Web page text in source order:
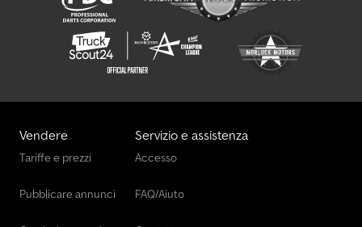
Vendere
Tariffe e prezzi
Pubblicare annunci
Servizio e assistenza
Accesso
FAQ/Aiuto